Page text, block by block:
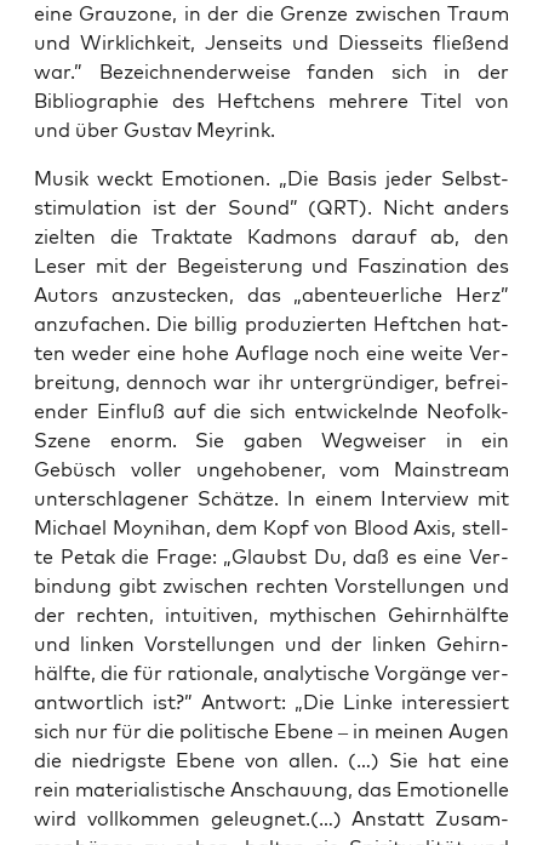
eine Grau­zo­ne, in der die Gren­ze zwi­schen Traum
und Wirk­lich­keit, Jen­seits und Dies­seits flie­ßend
war.” Bezeich­nen­der­wei­se fan­den sich in der
Biblio­gra­phie des Heft­chens meh­re­re Titel von
und über Gus­tav Meyrink.
Musik weckt Emo­tio­nen. „Die Basis jeder Selbst­
sti­mu­la­ti­on ist der Sound” (QRT). Nicht anders
ziel­ten die Trak­ta­te Kad­mons dar­auf ab, den
Leser mit der Begeis­te­rung und Fas­zi­na­ti­on des
Autors anzu­ste­cken, das „aben­teu­er­li­che Herz”
anzu­fa­chen. Die bil­lig pro­du­zier­ten Heft­chen hat­
ten weder eine hohe Auf­la­ge noch eine wei­te Ver­
brei­tung, den­noch war ihr unter­grün­di­ger, befrei­
en­der Ein­fluß auf die sich ent­wi­ckeln­de Neo­folk-
Sze­ne enorm. Sie gaben Weg­wei­ser in ein
Gebüsch vol­ler unge­ho­be­ner, vom Main­stream
unter­schla­ge­ner Schät­ze. In einem Inter­view mit
Micha­el Moy­ni­han, dem Kopf von Blood Axis, stell­
te Petak die Fra­ge: „Glaubst Du, daß es eine Ver­
bin­dung gibt zwi­schen rech­ten Vor­stel­lun­gen und
der rech­ten, intui­ti­ven, mythi­schen Gehirn­hälf­te
und lin­ken Vor­stel­lun­gen und der lin­ken Gehirn­
hälf­te, die für ratio­na­le, ana­ly­ti­sche Vor­gän­ge ver­
ant­wort­lich ist?” Ant­wort: „Die Lin­ke inter­es­siert
sich nur für die poli­ti­sche Ebe­ne – in mei­nen Augen
die nied­rigs­te Ebe­ne von allen. (…) Sie hat eine
rein mate­ria­lis­ti­sche Anschau­ung, das Emo­tio­nel­le
wird voll­kom­men geleug­net.(…) Anstatt Zusam­